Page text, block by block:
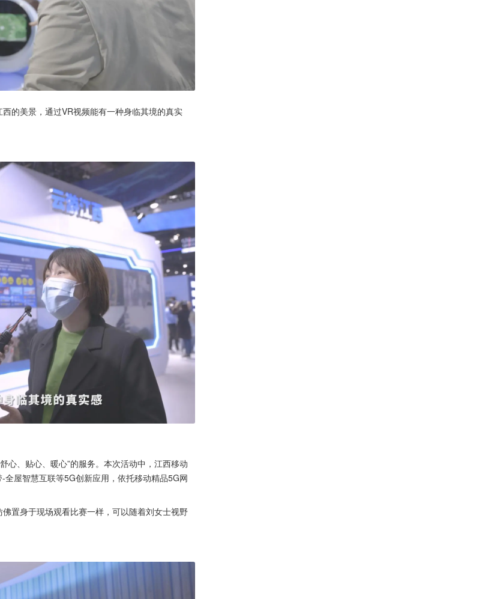
的美景，通过VR视频能有一种身临其境的真实
心、贴心、暖心”的服务。本次活动中，江西移动
屋智慧互联等5G创新应用，依托移动精品5G网
置身于现场观看比赛一样，可以随着刘女士视野